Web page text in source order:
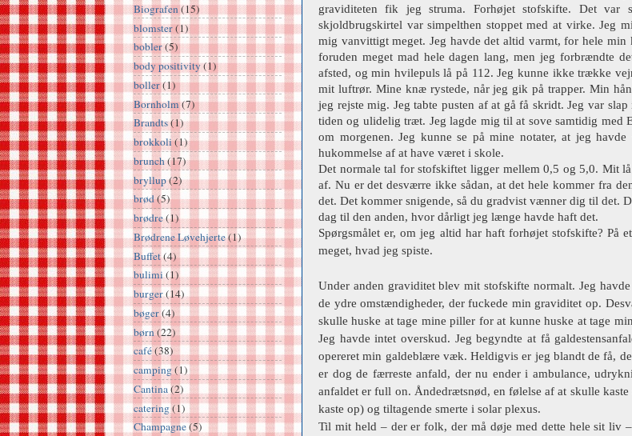
graviditeten fik jeg struma. Forhøjet stofskifte. Det
skjoldbrugskirtel var simpelthen stoppet med at virke. Jeg
mig vanvittigt meget. Jeg havde det altid varmt, for hele
foruden meget mad hele dagen lang, men jeg forbrændte
afsted, og min hvilepuls lå på 112. Jeg kunne ikke trække
mit luftrør. Mine knæ rystede, når jeg gik på trapper. Min
jeg rejste mig. Jeg tabte pusten af at gå få skridt. Jeg var
tiden og ulidelig træt. Jeg lagde mig til at sove samtidig
om morgenen. Jeg kunne se på mine notater, at jeg
hukommelse af at have været i skole.
Det normale tal for stofskiftet ligger mellem 0,5 og 5,0. Mit
af. Nu er det desværre ikke sådan, at det hele kommer fra
det. Det kommer snigende, så du gradvist vænner dig til det.
dag til den anden, hvor dårligt jeg længe havde haft det.
Spørgsmålet er, om jeg altid har haft forhøjet stofskifte? På
meget, hvad jeg spiste.
Under anden graviditet blev mit stofskifte normalt. Jeg
de ydre omstændigheder, der fuckede min graviditet op.
skulle huske at tage mine piller for at kunne huske at tage
Jeg havde intet overskud. Jeg begyndte at få
opereret min galdeblære væk. Heldigvis er jeg blandt de få,
er dog de færreste anfald, der nu ender i ambulance,
anfaldet er full on. Åndedrætsnød, en følelse af at skulle
kaste op) og tiltagende smerte i solar plexus.
Til mit held – der er folk, der må døje med dette hele sit liv
Biografen(15)
blomster(1)
bobler(5)
body positivity(1)
boller(1)
Bornholm(7)
Brandts(1)
brokkoli(1)
brunch(17)
bryllup(2)
brød(5)
brødre(1)
Brødrene Løvehjerte(1)
Buffet(4)
bulimi(1)
burger(14)
bøger(4)
børn(22)
café(38)
camping(1)
Cantina(2)
catering(1)
Champagne(5)